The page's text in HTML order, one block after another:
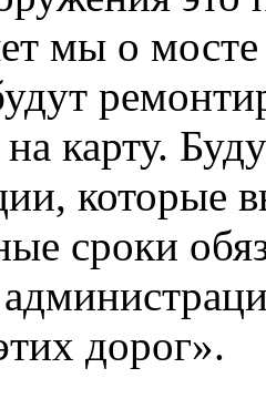
мы о
карту.
которые
сроки
дорог».